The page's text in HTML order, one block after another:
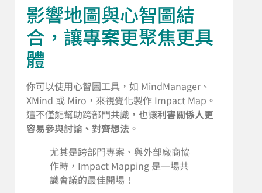
影響地圖與心智圖結
合，讓專案更聚焦更具
體
你可以使用心智圖工具，如 MindManager、
XMind 或 Miro，來視覺化製作 Impact Map。
這不僅能幫助跨部門共識，也讓利害關係人更
容易參與討論、對齊想法 。
尤其是跨部門專案、與外部廠商協
作時，Impact Mapping 是一場共
識會議的最佳開場！